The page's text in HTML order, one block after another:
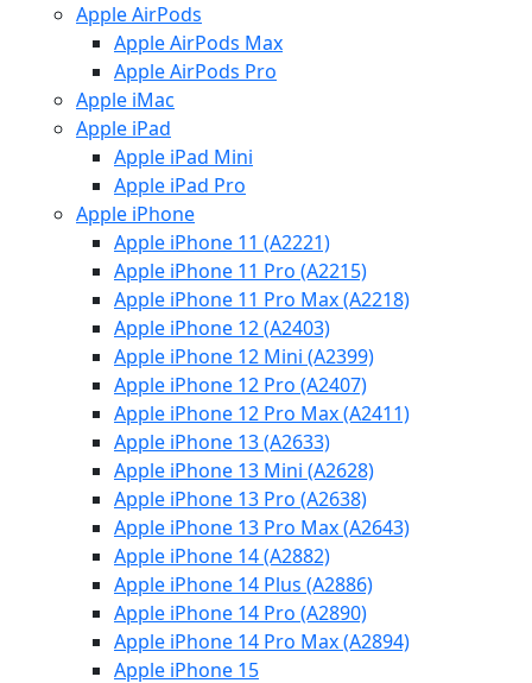
Apple AirPods
Apple AirPods Max
Apple AirPods Pro
Apple iMac
Apple iPad
Apple iPad Mini
Apple iPad Pro
Apple iPhone
Apple iPhone 11 (A2221)
Apple iPhone 11 Pro (A2215)
Apple iPhone 11 Pro Max (A2218)
Apple iPhone 12 (A2403)
Apple iPhone 12 Mini (A2399)
Apple iPhone 12 Pro (A2407)
Apple iPhone 12 Pro Max (A2411)
Apple iPhone 13 (A2633)
Apple iPhone 13 Mini (A2628)
Apple iPhone 13 Pro (A2638)
Apple iPhone 13 Pro Max (A2643)
Apple iPhone 14 (A2882)
Apple iPhone 14 Plus (A2886)
Apple iPhone 14 Pro (A2890)
Apple iPhone 14 Pro Max (A2894)
Apple iPhone 15